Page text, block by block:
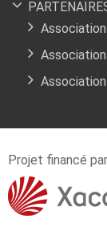
Projet financé par